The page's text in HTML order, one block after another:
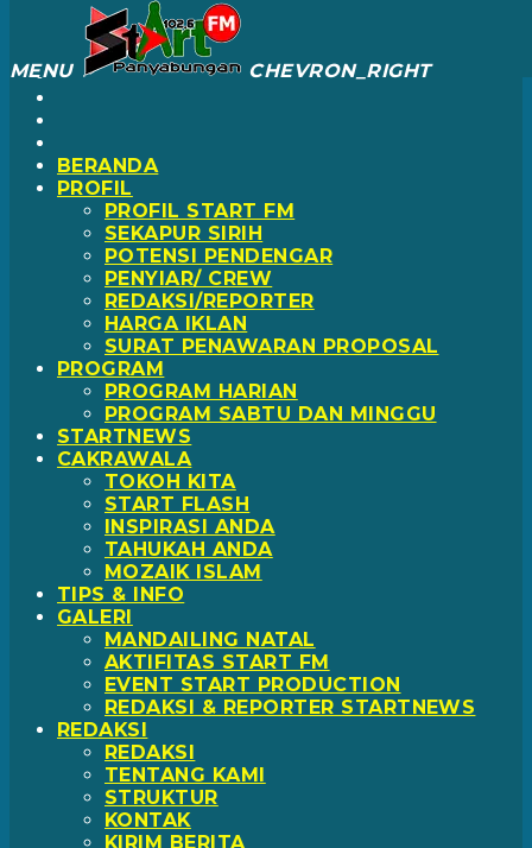
CLOSECLOSE
BERANDA
PROFIL
PROFIL START FM
SEKAPUR SIRIH
POTENSI PENDENGAR
PENYIAR/ CREW
REDAKSI/REPORTER
HARGA IKLAN
SURAT PENAWARAN PROPOSAL
PROGRAM
PROGRAM HARIAN
PROGRAM SABTU DAN MINGGU
STARTNEWS
CAKRAWALA
TOKOH KITA
START FLASH
INSPIRASI ANDA
TAHUKAH ANDA
MOZAIK ISLAM
TIPS & INFO
GALERI
MANDAILING NATAL
AKTIFITAS START FM
EVENT START PRODUCTION
REDAKSI & REPORTER STARTNEWS
REDAKSI
REDAKSI
TENTANG KAMI
STRUKTUR
KONTAK
KIRIM BERITA
MENU CHEVRON_RIGHT